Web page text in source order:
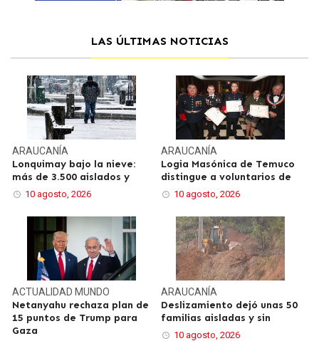
LAS ÚLTIMAS NOTICIAS
ARAUCANÍA
Lonquimay bajo la nieve:
más de 3.500 aislados y
10 agosto, 2026
ARAUCANÍA
Logia Masónica de Temuco
distingue a voluntarios de
10 agosto, 2026
ACTUALIDAD MUNDO
Netanyahu rechaza plan de
15 puntos de Trump para
Gaza
ARAUCANÍA
Deslizamiento dejó unas 50
familias aisladas y sin
10 agosto, 2026